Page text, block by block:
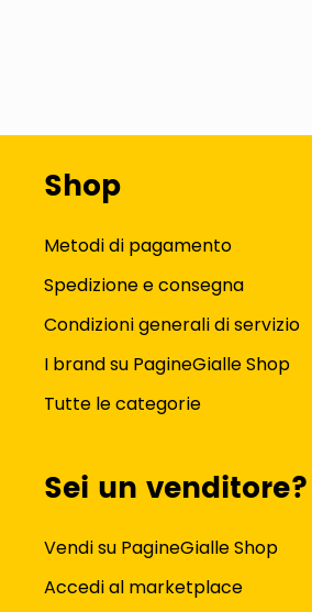
Shop
Metodi di pagamento
Spedizione e consegna
Condizioni generali di servizio
I brand su PagineGialle Shop
Tutte le categorie
Sei un venditore?
Vendi su PagineGialle Shop
Accedi al marketplace